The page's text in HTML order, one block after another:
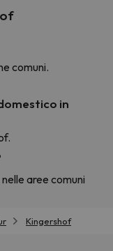
comuni.
in
aree comuni
Kingershof